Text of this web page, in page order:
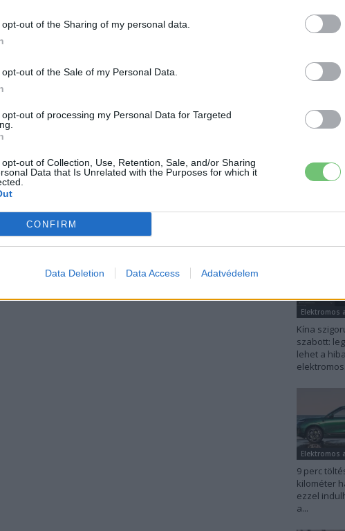
out of the Sharing of my personal data.
out of the Sale of my Personal Data.
out of processing my Personal Data for Targeted
out of Collection, Use, Retention, Sale, and/or Sharing
Data that Is Unrelated with the Purposes for which it
CONFIRM
Data Deletion Data Access Adatvédelem
Elektromos
Kína
szabott:
lehet a
Elektromos
9 perc
kilométer
ezzel
a...